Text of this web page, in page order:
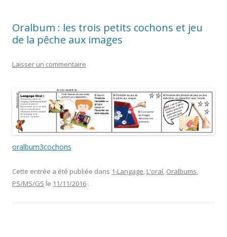
Oralbum : les trois petits cochons et jeu
de la pêche aux images
Laisser un commentaire
oralbum3cochons
Cette entrée a été publiée dans 1-Langage L'oral Oralbums
PS/MS/GS le 11/11/2016 .